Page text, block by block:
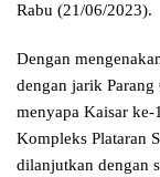
Rabu (21/06/2023).
Dengan
dengan jarik Parang
menyapa Kaisar ke-
Kompleks Plataran
dilanjutkan dengan